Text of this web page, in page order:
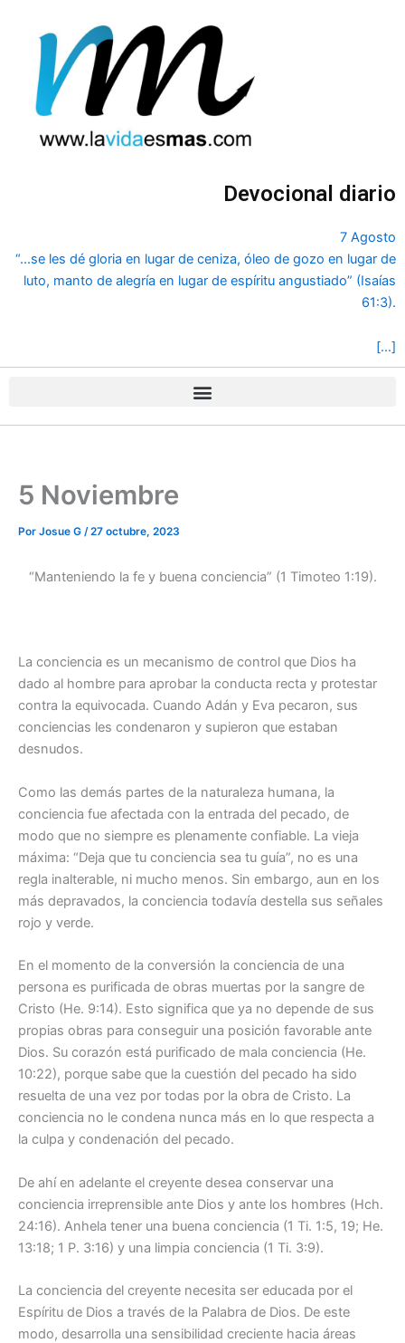
contenido
Devocional diario
7 Agosto
“...se les dé gloria en lugar de ceniza, óleo de gozo en lugar de
luto, manto de alegría en lugar de espíritu angustiado” (Isaías
61:3).
[…]
5 Noviembre
Por Josue G /27 octubre, 2023
“Manteniendo la fe y buena conciencia” (1 Timoteo 1:19).
La conciencia es un mecanismo de control que Dios ha
dado al hombre para aprobar la conducta recta y protestar
contra la equivocada. Cuando Adán y Eva pecaron, sus
conciencias les condenaron y supieron que estaban
desnudos.
Como las demás partes de la naturaleza humana, la
conciencia fue afectada con la entrada del pecado, de
modo que no siempre es plenamente confiable. La vieja
máxima: “Deja que tu conciencia sea tu guía”, no es una
regla inalterable, ni mucho menos. Sin embargo, aun en los
más depravados, la conciencia todavía destella sus señales
rojo y verde.
En el momento de la conversión la conciencia de una
persona es purificada de obras muertas por la sangre de
Cristo (He. 9:14). Esto significa que ya no depende de sus
propias obras para conseguir una posición favorable ante
Dios. Su corazón está purificado de mala conciencia (He.
10:22), porque sabe que la cuestión del pecado ha sido
resuelta de una vez por todas por la obra de Cristo. La
conciencia no le condena nunca más en lo que respecta a
la culpa y condenación del pecado.
De ahí en adelante el creyente desea conservar una
conciencia irreprensible ante Dios y ante los hombres (Hch.
24:16). Anhela tener una buena conciencia (1 Ti. 1:5, 19; He.
13:18; 1 P. 3:16) y una limpia conciencia (1 Ti. 3:9).
La conciencia del creyente necesita ser educada por el
Espíritu de Dios a través de la Palabra de Dios. De este
modo, desarrolla una sensibilidad creciente hacia áreas